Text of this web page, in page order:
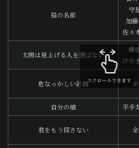
猫の名前
守
加
佐々
太陽は見上げる人を選ばない
欅
けや
危なっかしい計画
自分の棺
平手
君をもう探さない
スクロールできます